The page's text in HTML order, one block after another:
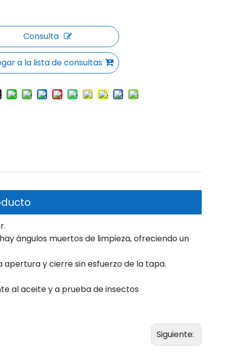
Consulta
a la lista de consultas
ángulos muertos de limpieza, ofreciendo un
la apertura y cierre sin esfuerzo de la tapa.
al aceite y a prueba de insectos
Siguiente: